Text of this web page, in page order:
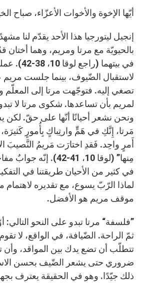
r أيّها الإخوة والأخوات الأعزّاء، صباح
إنجيل ليتورجيا هذا الأحد يقدّم لنا
بالحيويّة مع مرتا ومريم، وهما أختان
في بيتهما
لاستقبال الضّيوف، بينما جلست
تصغي إليه. فتوجّهت مرتا إلى
لمريم بأن تساعدها. شكوى مرتا لا
ونحن نشعر أحيانًا أنّها على حقّ. لكن
مَرتا، إِنَّكِ في هَمٍّ وارتِباكٍ بِأُمورٍ
أَمرٍ واحِد. فَقدِ اختارَت مَريمُ النَّصيبَ
مِنها” (لوقا 10، 41-42).
في كثير من الأحيان طريقتنا في
لماذا الرّبّ يسوع، مع تقديره لاهتمام
موقف مريم هو الأفضل.
”فلسفة“ مرتا تبدو على النحو التالي:
ثمّ الراحة. الضّيافة، في الواقع، لا
تتطلّب أن تضع يدك بين المواقد،
ضروري حتى يشعر الضّيف بحسن
ذلك جيّدًا. وهو في الحقيقة يعترف